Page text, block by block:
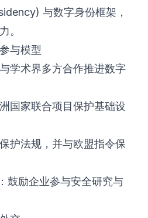
与数字身份框架，
。
与模型
学术界多方合作推进数字
洲国家联合项目保护基础设
护法规，并与欧盟指令保
：鼓励企业参与安全研究与